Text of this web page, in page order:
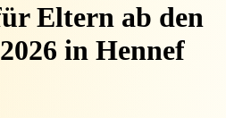
Eltern ab den
in Hennef